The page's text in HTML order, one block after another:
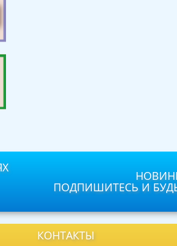
ПОДПИШИТЕСЬ И
КОНТАКТЫ